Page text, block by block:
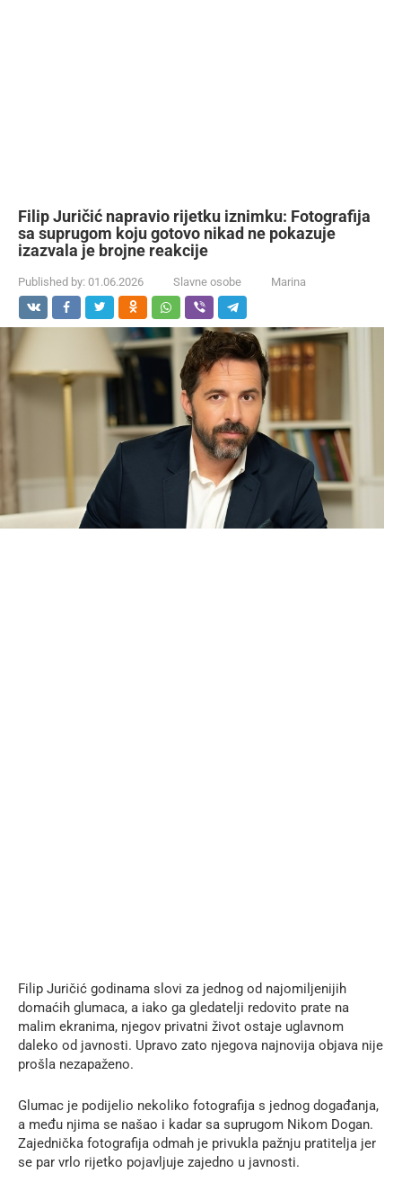
Filip Juričić napravio rijetku iznimku: Fotografija
sa suprugom koju gotovo nikad ne pokazuje
izazvala je brojne reakcije
Published by: 01.06.2026 Slavne osobe Marina
Filip Juričić godinama slovi za jednog od najomiljenijih
domaćih glumaca, a iako ga gledatelji redovito prate na
malim ekranima, njegov privatni život ostaje uglavnom
daleko od javnosti. Upravo zato njegova najnovija objava nije
prošla nezapaženo.
Glumac je podijelio nekoliko fotografija s jednog događanja,
a među njima se našao i kadar sa suprugom Nikom Dogan.
Zajednička fotografija odmah je privukla pažnju pratitelja jer
se par vrlo rijetko pojavljuje zajedno u javnosti.